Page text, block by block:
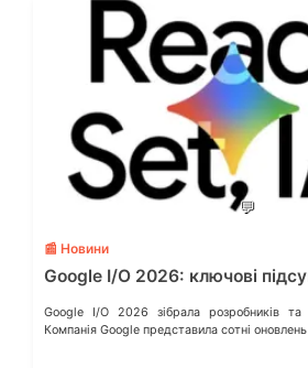
💬
📰 Новини
Google I/O 2026: ключові
Google I/O 2026 зібрала розробників та
Компанія Google представила сотні оновлень